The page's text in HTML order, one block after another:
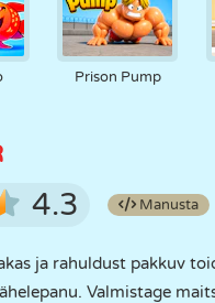
Prison Pump
4.3 Manusta
ja rahuldust pakkuv
Valmistage